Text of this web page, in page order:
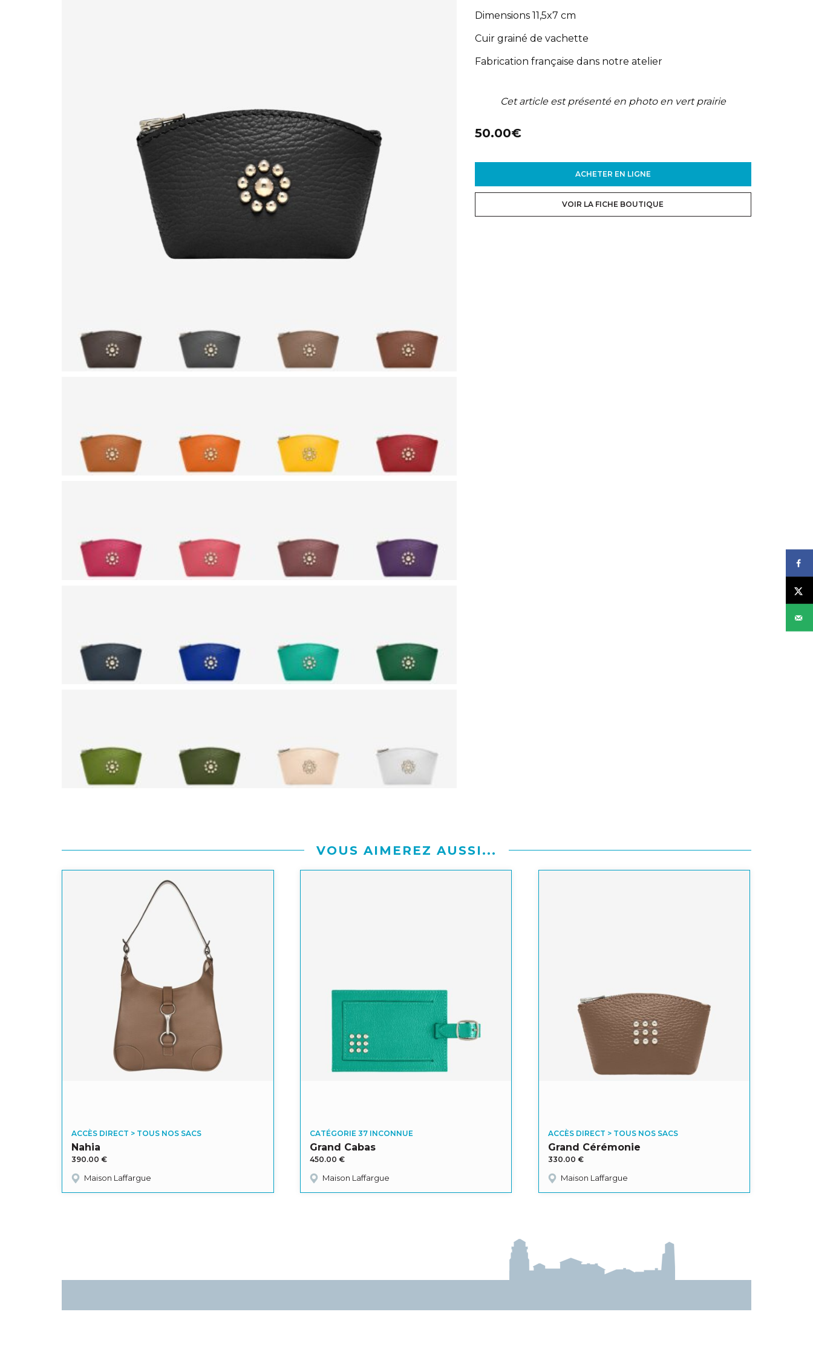
Dimensions 11,5x7 cm
Cuir grainé de vachette
Fabrication française dans notre atelier
Cet article est présenté en photo en vert prairie
50.00€
ACHETER EN LIGNE
VOIR LA FICHE BOUTIQUE
VOUS AIMEREZ AUSSI...
ACCÈS DIRECT > TOUS NOS SACS
Nahia
390.00 €
Maison Laffargue
CATÉGORIE 37 INCONNUE
Grand Cabas
450.00 €
Maison Laffargue
ACCÈS DIRECT > TOUS NOS SACS
Grand Cérémonie
330.00 €
Maison Laffargue